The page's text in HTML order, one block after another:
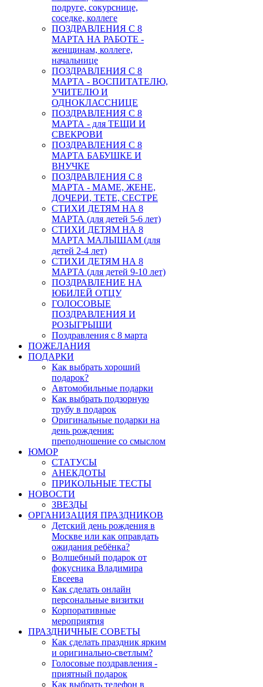
подруге, сокурснице,
соседке, коллеге
ПОЗДРАВЛЕНИЯ С 8
МАРТА НА РАБОТЕ -
женщинам, коллеге,
начальнице
ПОЗДРАВЛЕНИЯ С 8
МАРТА - ВОСПИТАТЕЛЮ,
УЧИТЕЛЮ И
ОДНОКЛАССНИЦЕ
ПОЗДРАВЛЕНИЯ С 8
МАРТА - для ТЕЩИ И
СВЕКРОВИ
ПОЗДРАВЛЕНИЯ С 8
МАРТА БАБУШКЕ И
ВНУЧКЕ
ПОЗДРАВЛЕНИЯ С 8
МАРТА - МАМЕ, ЖЕНЕ,
ДОЧЕРИ, ТЕТЕ, СЕСТРЕ
СТИХИ ДЕТЯМ НА 8
МАРТА (для детей 5-6 лет)
СТИХИ ДЕТЯМ НА 8
МАРТА МАЛЫШАМ (для
детей 2-4 лет)
СТИХИ ДЕТЯМ НА 8
МАРТА (для детей 9-10 лет)
ПОЗДРАВЛЕНИЕ НА
ЮБИЛЕЙ ОТЦУ
ГОЛОСОВЫЕ
ПОЗДРАВЛЕНИЯ И
РОЗЫГРЫШИ
Поздравления с 8 марта
ПОЖЕЛАНИЯ
ПОДАРКИ
Как выбрать хороший
подарок?
Автомобильные подарки
Как выбрать подзорную
трубу в подарок
Оригинальные подарки на
день рождения:
преподношение со смыслом
ЮМОР
СТАТУСЫ
АНЕКДОТЫ
ПРИКОЛЬНЫЕ ТЕСТЫ
НОВОСТИ
ЗВЕЗДЫ
ОРГАНИЗАЦИЯ ПРАЗДНИКОВ
Детский день рождения в
Москве или как оправдать
ожидания ребёнка?
Волшебный подарок от
фокусника Владимира
Евсеева
Как сделать онлайн
персональные визитки
Корпоративные
мероприятия
ПРАЗДНИЧНЫЕ СОВЕТЫ
Как сделать праздник ярким
и оригинально-светлым?
Голосовые поздравления -
приятный подарок
Как выбрать телефон в